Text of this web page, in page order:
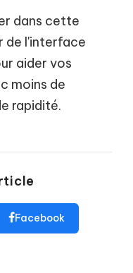
dans cette
de l'interface
aider vos
moins de
rapidité.
Facebook